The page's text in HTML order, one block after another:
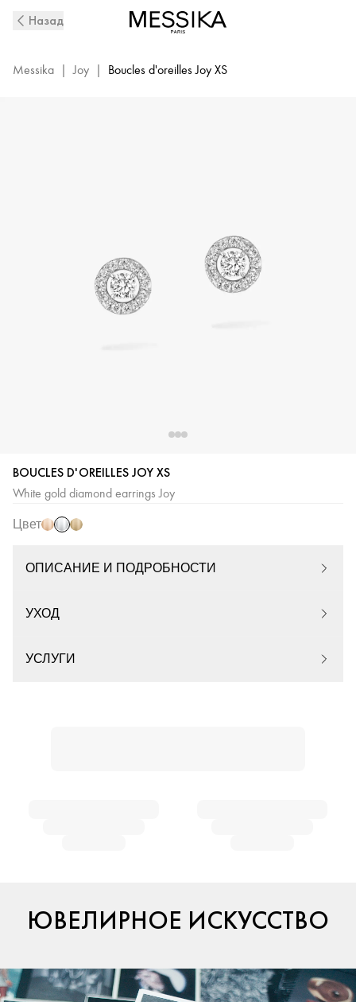
Gold
Earrings
Назад
Messika | Joy | Boucles d'oreilles Joy XS
BOUCLES D'OREILLES JOY XS
White gold diamond earrings Joy
Цвет
Розовое
Белое
золото
Желтое
ОПИСАНИЕ И ПОДРОБНОСТИ
УХОД
УСЛУГИ
ЮВЕЛИРНОЕ ИСКУССТВО